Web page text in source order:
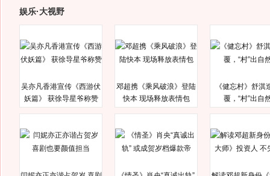
娱乐·大视野
吴亦凡香港宣传《西游伏
妖篇》 获徐导星爷称赞
邓超携《乘风破浪》登陆
快本 现场释放表情包
《健忘村》舒淇
覆，“村”出自